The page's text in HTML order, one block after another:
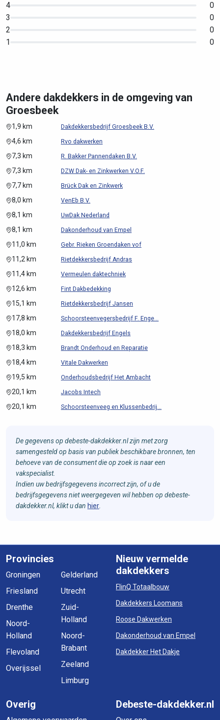
4
0
3
0
2
0
1
0
Andere dakdekkers in de omgeving van
Groesbeek
1,9 km Dakdekkersbedrijf Groesbeek B.V.
4,6 km Rvo dakwerken
7,3 km R. Bakker Pannendaken B.V.
7,3 km DZW Dak- en Zinkwerken V.O.F.
7,7 km Brück Dak en Zinkwerk
8,0 km VenEb B.V.
8,1 km UwDak Nederland
8,1 km Dakonderhoud van Empel
11,0 km Gebr. Rieken Groendaken vof
11,2 km Rietdekkersbedrijf Andras
11,4 km Vermeulen daktechniek
12,6 km Fint Dakbedekking
15,1 km Rietdekkersbedrijf Jansen
17,8 km Schoorsteenvegersbedrijf F. Enge...
18,0 km Dakdekkersbedrijf Engels
18,3 km Brandt Onderhoud en Reparatie
18,4 km Vitale Dakwerken
19,5 km Onderhoudsbedrijf Het Ambacht
20,1 km Jacobs Intech
20,1 km Schoorsteenveeg en Klussenbedrij...
De gegevens op debeste-dakdekker.nl zijn met zorg
samengesteld op basis van publiek beschikbare bronnen, ten
behoeve van de consument die op zoek is naar een
vakspecialist.
Indien uw bedrijfsgegevens incorrect zijn, of u de
bedrijfsgegevens niet weergegeven wil hebben op debeste-
dakdekker.nl, klikt u dan hier
Provincies
Groningen
Friesland
Drenthe
Noord-
Holland
Flevoland
Overijssel
Gelderland
Utrecht
Zuid-
Holland
Noord-
Brabant
Zeeland
Limburg
Nieuw vermelde
dakdekkers
FlinQ Totaalbouw
Dakdekkers Loomans
Roose Dakwerken
Dakonderhoud van Empel
Dakdekker Het Dakje
Overig Debeste-dakdekker.nl